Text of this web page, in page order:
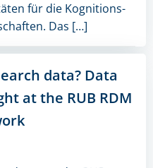
für die Kognitions-
Das […]
data? Data
at the RUB RDM